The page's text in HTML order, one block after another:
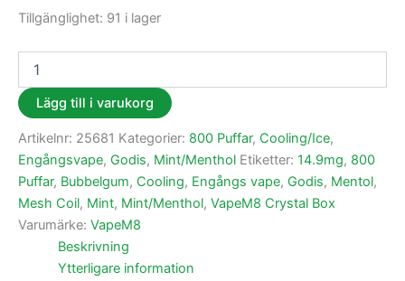
Tillgänglighet: 91 i lager
Lägg till i varukorg
Artikelnr: 25681 Kategorier: 800 Puffar, Cooling/Ice,
Engångsvape, Godis, Mint/Menthol Etiketter: 14.9mg, 800
Puffar, Bubbelgum, Cooling, Engångs vape, Godis, Mentol,
Mesh Coil, Mint, Mint/Menthol, VapeM8 Crystal Box
Varumärke: VapeM8
Beskrivning
Ytterligare information